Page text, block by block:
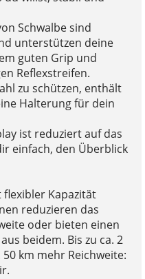
Schwalbe sind
unterstützen deine
guten Grip und
Reflexstreifen.
zu schützen, enthält
Halterung für dein
ist reduziert auf das
einfach, den Überblick
Kapazität
reduzieren das
oder bieten einen
beidem. Bis zu ca. 2
km mehr Reichweite: